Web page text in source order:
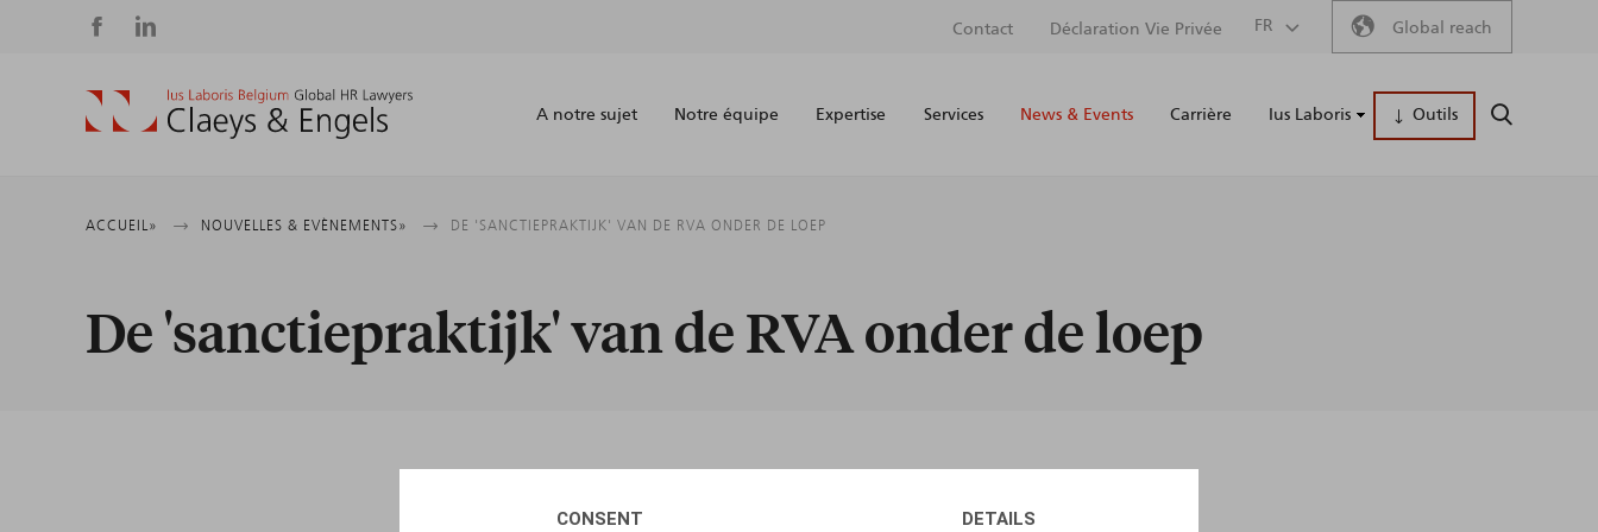
CONSENT DETAILS
Social
media
Secondary
menu
Contact Déclaration Vie Privée FR Global reach
Main
A notre sujet Notre équipe Expertise Services News & Events Carrière Ius Laboris Outils
Fil
d'Ariane
ACCUEIL NOUVELLES & EVÈNEMENTS DE 'SANCTIEPRAKTIJK' VAN DE RVA ONDER DE LOEP
De 'sanctiepraktijk' van de RVA onder de loep